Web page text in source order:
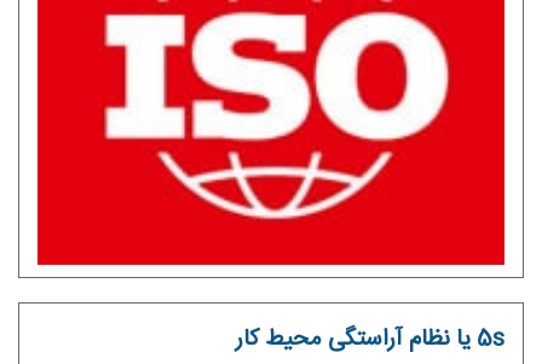
5s یا نظام آراستگی محیط کار